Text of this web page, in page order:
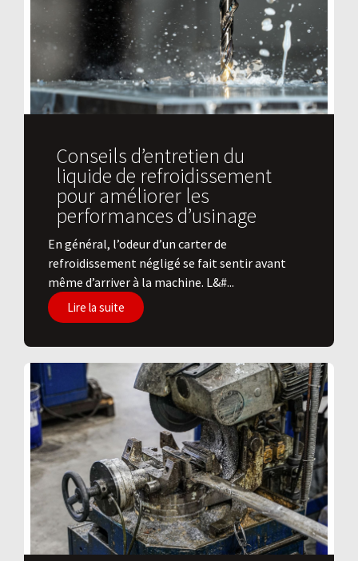
Conseils d’entretien du
liquide de refroidissement
pour améliorer les
performances d’usinage
En général, l’odeur d’un carter de
refroidissement négligé se fait sentir avant
même d’arriver à la machine. L&#...
Lire la suite